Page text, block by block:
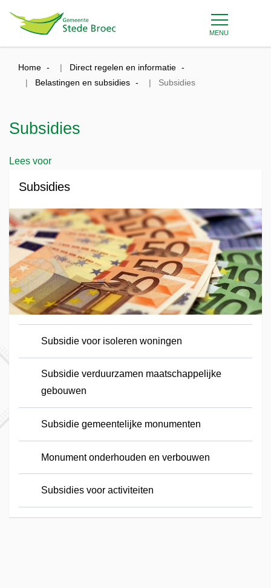
MENU
Home
Direct regelen en informatie
Belastingen en subsidies
Subsidies
Subsidies
Lees voor
Subsidies
Subsidie voor isoleren woningen
Subsidie verduurzamen maatschappelijke
gebouwen
Subsidie gemeentelijke monumenten
Monument onderhouden en verbouwen
Subsidies voor activiteiten